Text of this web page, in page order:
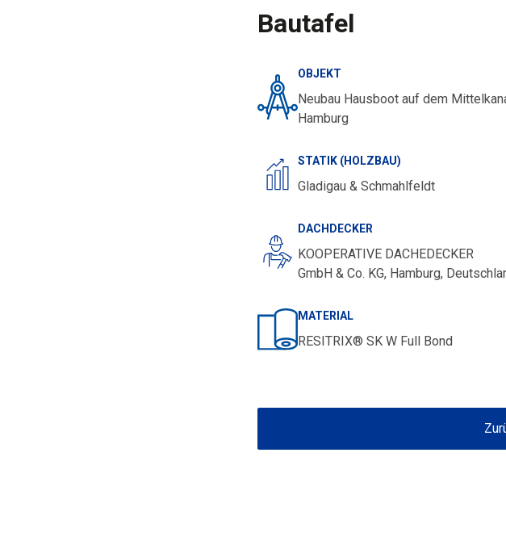
Bautafel
OBJEKT
Neubau Hausboot auf dem
Hamburg
STATIK (HOLZBAU)
Gladigau & Schmahlfeldt
DACHDECKER
KOOPERATIVE DACHEDECKER
GmbH & Co. KG, Hamburg,
MATERIAL
RESITRIX® SK W Full Bond